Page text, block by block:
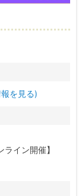
を見る)
イン開催】